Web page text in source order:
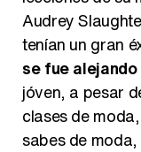
Audrey
tenían un gran
se fue
jóven, a pesar
clases de
sabes de